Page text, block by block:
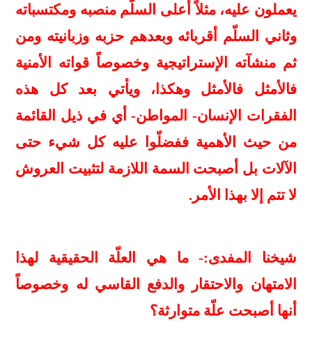
يعملون عليه، مثلاً أعلى السلّم منصبه ومكتسباته
وثاني السلّم أقربائه وبعدهم حزبه وزبانيته ومن
ثم منشآته الإستراتيجية وخصوصاً قواته الأمنية
فالأمثل فالأمثل وهكذا، ويأتي بعد كل هذه
الفقرات الإنسان- المواطن- أي في ذيل القائمة
من حيث الأهمية ففضلّوا عليه كل شيء حتى
الآلات بل أصبحت السمة اللازمة لتثبيت العروش
لا تتم إلا بهذا الأمر.
شيخنا المفدى:- ما هي العلّة الحقيقية لهذا
الامتهان والاحتقار والدفع القاسي له وخصوصاً
أنها أصبحت علّة متوارثة؟